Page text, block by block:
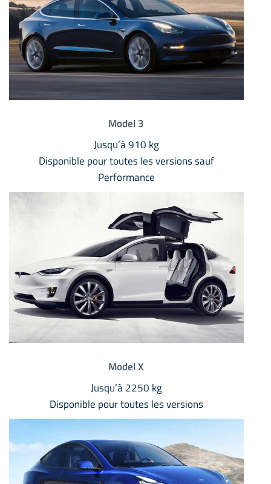
Model 3
Jusqu’à 910 kg
Disponible pour toutes les versions sauf
Performance
Model X
Jusqu’à 2250 kg
Disponible pour toutes les versions